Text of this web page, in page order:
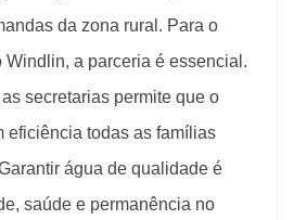
da zona rural. Para o
Windlin, a parceria é essencial.
secretarias permite que o
eficiência todas as famílias
água de qualidade é
saúde e permanência no